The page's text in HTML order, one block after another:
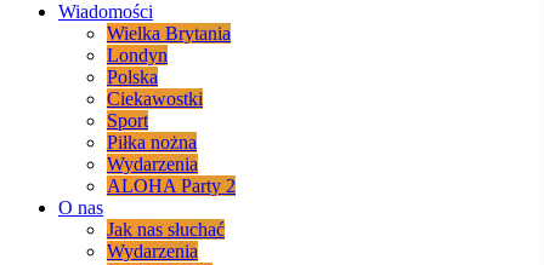
Wiadomości
Wielka Brytania
Londyn
Polska
Ciekawostki
Sport
Piłka nożna
Wydarzenia
ALOHA Party 2
O nas
Jak nas słuchać
Wydarzenia